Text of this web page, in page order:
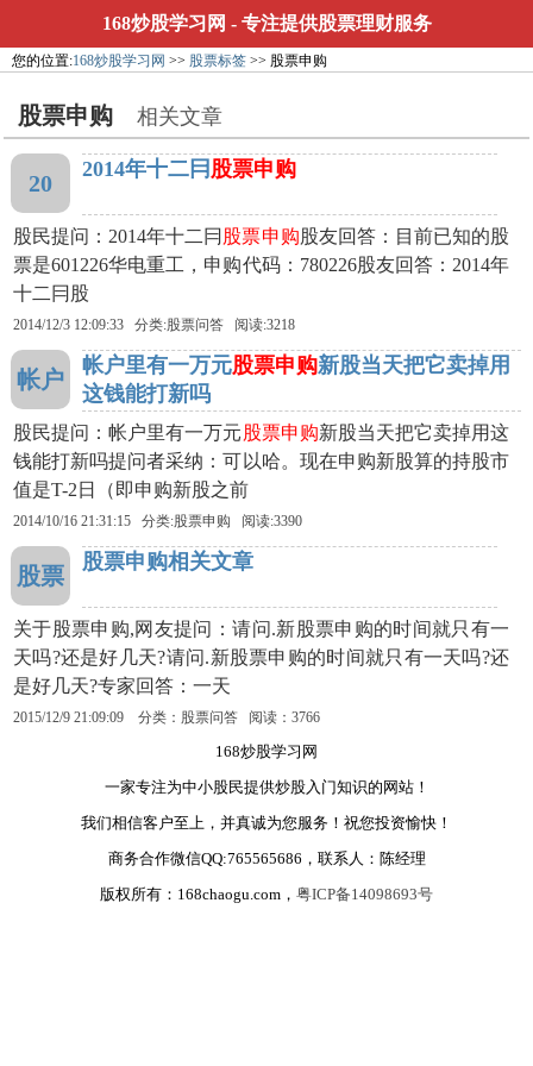
168炒股学习网 - 专注提供股票理财服务
您的位置:168炒股学习网 >> 股票标签 >> 股票申购
股票申购 相关文章
20
2014年十二冃 股票申购
股民提问：2014年十二冃 股票申购 股友回答：目前已知的股
票是601226华电重工，申购代码：780226股友回答：2014年
十二冃股
2014/12/3 12:09:33 分类:股票问答 阅读:3218
帐户
帐户里有一万元股票申购新股当天把它卖掉用
这钱能打新吗
股民提问：帐户里有一万元 股票申购新股当天把它卖掉用这
钱能打新吗提问者采纳：可以哈。现在申购新股算的持股市
值是T-2日（即申购新股之前
2014/10/16 21:31:15 分类:股票申购 阅读:3390
股票
股票申购相关文章
关于股票申购,网友提问：请问.新股票申购的时间就只有一
天吗?还是好几天?请问.新股票申购的时间就只有一天吗?还
是好几天?专家回答：一天
2015/12/9 21:09:09 分类：股票问答 阅读：3766
168炒股学习网
一家专注为中小股民提供炒股入门知识的网站！
我们相信客户至上，并真诚为您服务！祝您投资愉快！
商务合作微信QQ:765565686，联系人：陈经理
版权所有：168chaogu.com， 粤ICP备14098693号